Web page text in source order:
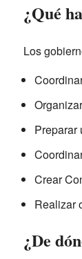
¿Qué
Los
Preparar
Crear
Realizar
¿De